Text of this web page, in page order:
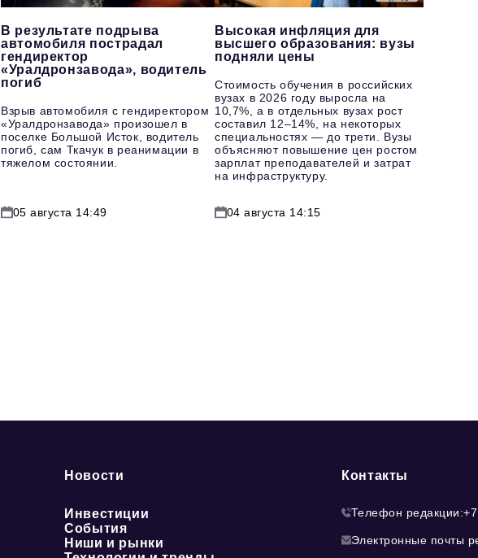
В результате подрыва
автомобиля пострадал
гендиректор
«Уралдронзавода», водитель
погиб
Взрыв автомобиля с гендиректором
«Уралдронзавода» произошел в
поселке Большой Исток, водитель
погиб, сам Ткачук в реанимации в
тяжелом состоянии.
05 августа 14:49
Высокая инфляция для
высшего образования: вузы
подняли цены
Стоимость обучения в российских
вузах в 2026 году выросла на
10,7%, а в отдельных вузах рост
составил 12–14%, на некоторых
специальностях — до трети. Вузы
объясняют повышение цен ростом
зарплат преподавателей и затрат
на инфраструктуру.
04 августа 14:15
Новости
Инвестиции
События
Ниши и рынки
Контакты
Телефон редакции:
Электронные почты